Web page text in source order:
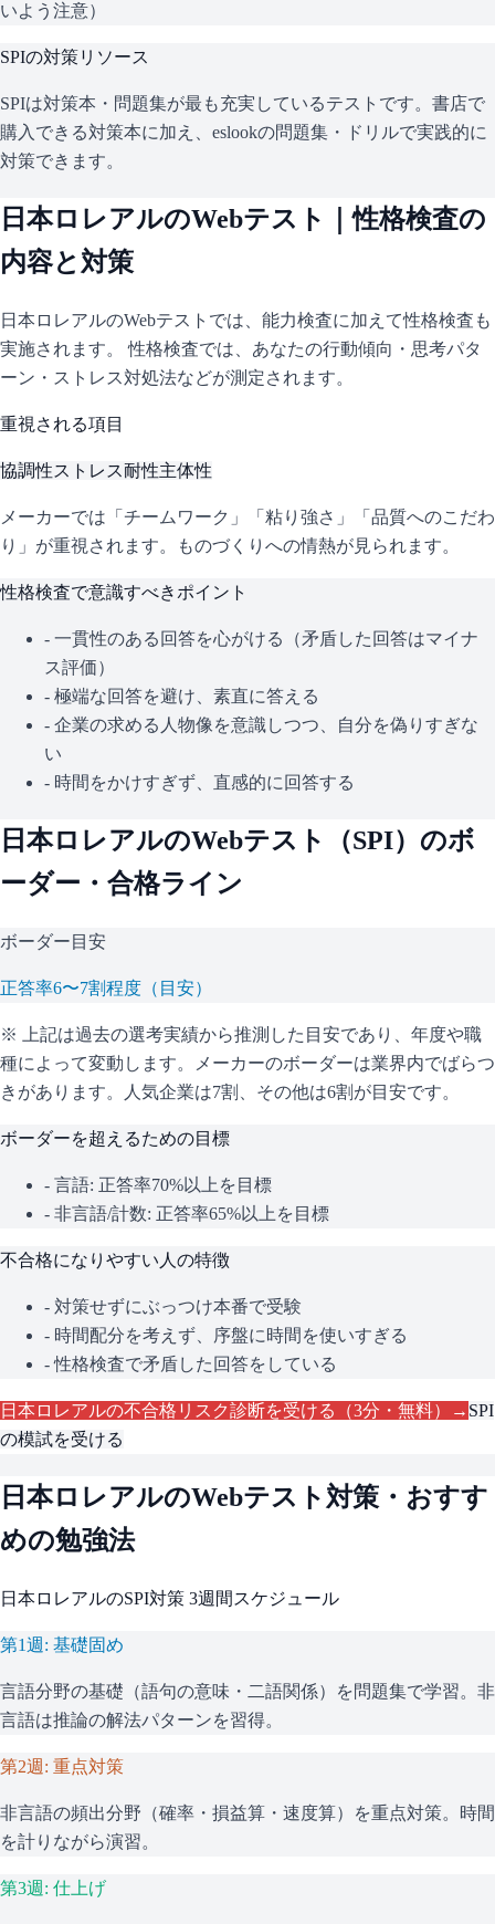
いよう注意）
SPIの対策リソース
SPIは対策本・問題集が最も充実しているテストです。書店で
購入できる対策本に加え、eslookの問題集・ドリルで実践的に
対策できます。
日本ロレアルのWebテスト｜性格検査の
内容と対策
日本ロレアルのWebテストでは、能力検査に加えて性格検査も
実施されます。 性格検査では、あなたの行動傾向・思考パタ
ーン・ストレス対処法などが測定されます。
重視される項目
協調性ストレス耐性主体性
メーカーでは「チームワーク」「粘り強さ」「品質へのこだわ
り」が重視されます。ものづくりへの情熱が見られます。
性格検査で意識すべきポイント
- 一貫性のある回答を心がける（矛盾した回答はマイナ
ス評価）
- 極端な回答を避け、素直に答える
- 企業の求める人物像を意識しつつ、自分を偽りすぎな
い
- 時間をかけすぎず、直感的に回答する
日本ロレアルのWebテスト（SPI）のボ
ーダー・合格ライン
ボーダー目安
正答率6〜7割程度（目安）
※ 上記は過去の選考実績から推測した目安であり、年度や職
種によって変動します。
メーカーのボーダーは業界内でばらつ
きがあります。人気企業は7割、その他は6割が目安です。
ボーダーを超えるための目標
- 言語: 正答率70%以上を目標
- 非言語/計数: 正答率65%以上を目標
不合格になりやすい人の特徴
- 対策せずにぶっつけ本番で受験
- 時間配分を考えず、序盤に時間を使いすぎる
- 性格検査で矛盾した回答をしている
日本ロレアルの不合格リスク診断を受ける（3分・無料）→ SPI
の模試を受ける
日本ロレアルのWebテスト対策・おすす
めの勉強法
日本ロレアルのSPI対策 3週間スケジュール
第1週: 基礎固め
言語分野の基礎（語句の意味・二語関係）を問題集で学習。非
言語は推論の解法パターンを習得。
第2週: 重点対策
非言語の頻出分野（確率・損益算・速度算）を重点対策。時間
を計りながら演習。
第3週: 仕上げ